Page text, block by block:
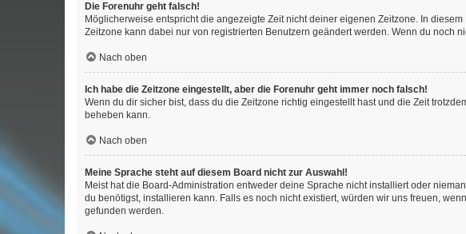
Die Forenuhr geht falsch!
Möglicherweise entspricht die angezeigte Zeit nicht deiner eigenen Zeitzone. In
Zeitzone kann dabei nur von registrierten Benutzern geändert werden. Wenn du noch
Nach oben
Ich habe die Zeitzone eingestellt, aber die Forenuhr geht immer noch falsch!
Wenn du dir sicher bist, dass du die Zeitzone richtig eingestellt hast und die Zeit
beheben kann.
Nach oben
Meine Sprache steht auf diesem Board nicht zur Auswahl!
Meist hat die Board-Administration entweder deine Sprache nicht installiert oder
du benötigst, installieren kann. Falls es noch nicht existiert, würden wir uns freuen,
gefunden werden.